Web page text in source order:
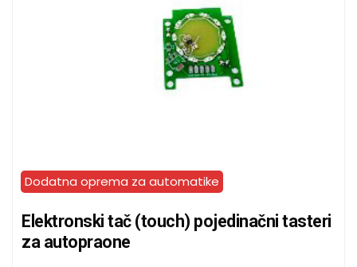
Dodatna oprema za automatike
Elektronski tač (touch) pojedinačni tasteri
za autopraone